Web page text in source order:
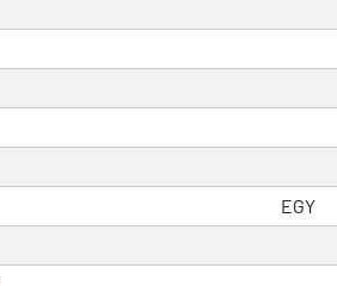
EGY